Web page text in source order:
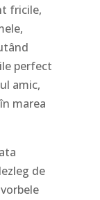
fricile,
perfect
amic,
marea
de